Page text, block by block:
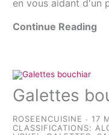
en vous aidant d'un
Continue Reading
Galettes
ROSEENCUISINE
17
CLASSIFICATIONS: